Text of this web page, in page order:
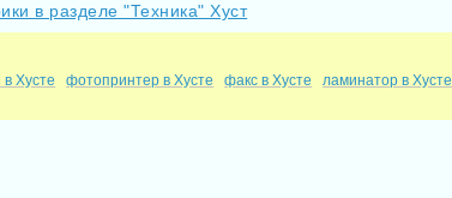
в разделе "Техника" Хуст
Хусте фотопринтер в Хусте факс в Хусте ламинатор в Хусте